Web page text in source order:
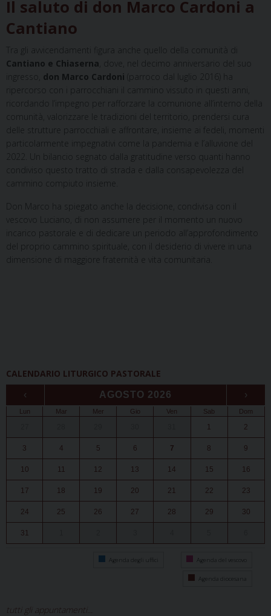
Il saluto di don Marco Cardoni a
Cantiano
Tra gli avvicendamenti figura anche quello della comunità di
Cantiano e Chiaserna , dove, nel decimo anniversario del suo
ingresso, don Marco Cardoni (parroco dal luglio 2016) ha
ripercorso con i parrocchiani il cammino vissuto in questi anni,
ricordando l’impegno per rafforzare la comunione all’interno della
comunità, valorizzare le tradizioni del territorio, prendersi cura
delle strutture parrocchiali e affrontare, insieme ai fedeli, momenti
particolarmente impegnativi come la pandemia e l’alluvione del
2022. Un bilancio segnato dalla gratitudine verso quanti hanno
condiviso questo tratto di strada e dalla consapevolezza del
cammino compiuto insieme.
Don Marco ha spiegato anche la decisione, condivisa con il
vescovo Luciano, di non assumere per il momento un nuovo
incarico pastorale e di dedicare un periodo all’approfondimento
del proprio cammino spirituale, con il desiderio di vivere in una
dimensione di maggiore fraternità e vita comunitaria.
CALENDARIO LITURGICO PASTORALE
‹ AGOSTO 2026 ›
Lun Mar Mer Gio Ven Sab Dom
1 2
3 4 5 6 7 8 9
10 11 12 13 14 15 16
17 18 19 20 21 22 23
24 25 26 27 28 29 30
31
Agenda degli uffici Agenda del vescovo
Agenda diocesana
tutti gli appuntamenti...